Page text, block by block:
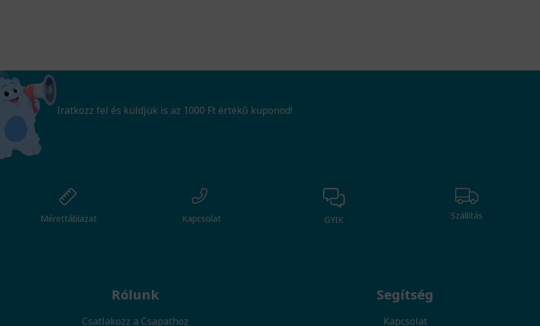
Iratkozz fel és küldjük is az 1000 Ft értékű kuponod!
Mérettáblázat Kapcsolat GYIK Szállítás
Rólunk
Csatlakozz a Csapathoz
Segítség
Kapcsolat